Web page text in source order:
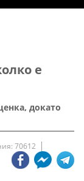
е
докато
70612